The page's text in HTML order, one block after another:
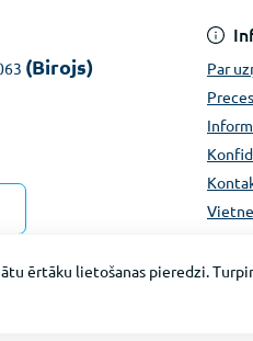
(Birojs)
Par
ērtāku lietošanas pieredzi.